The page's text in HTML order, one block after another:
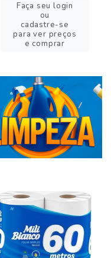
Faça seu login
ou
cadastre-se
para ver preços
e comprar